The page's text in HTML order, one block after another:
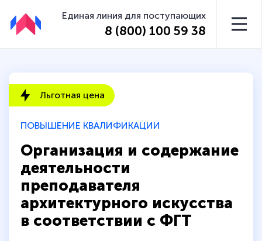
Единая линия для поступающих
8 (800) 100 59 38
ПОВЫШЕНИЕ КВАЛИФИКАЦИИ
Организация и содержание
деятельности
преподавателя
архитектурного искусства
в соответствии с ФГТ
Льготная цена